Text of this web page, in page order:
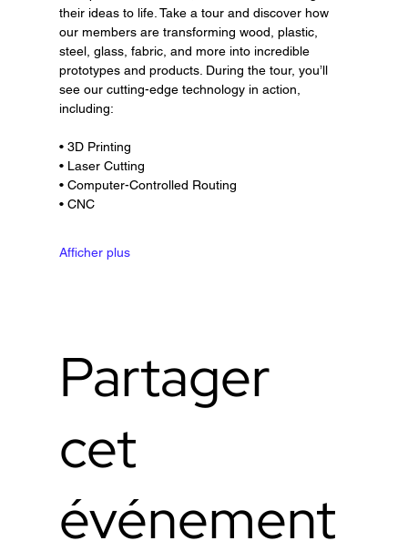
their ideas to life. Take a tour and discover how
our members are transforming wood, plastic,
steel, glass, fabric, and more into incredible
prototypes and products. During the tour, you’ll
see our cutting-edge technology in action,
including:
• 3D Printing
• Laser Cutting
• Computer-Controlled Routing
• CNC
Afficher plus
Partager
cet
événement